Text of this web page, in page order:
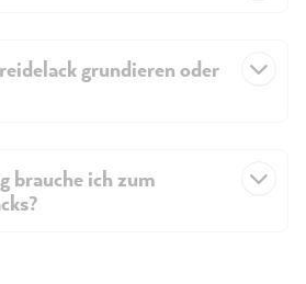
grundieren oder
brauche ich zum